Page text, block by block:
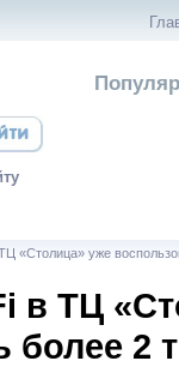
«Столица» уже
в ТЦ
более 2